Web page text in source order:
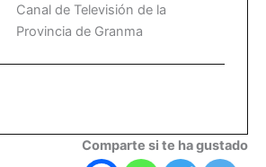
Canal de Televisión de la
Provincia de Granma
Comparte si te ha gustado